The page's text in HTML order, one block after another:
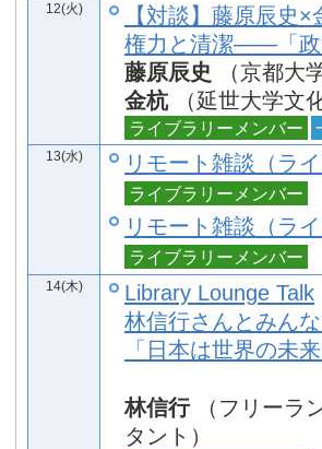
12(火)
【対談】藤原辰史×
権力と清潔——「政
藤原辰史 （京都大
金杭（延世大学文
ライブラリーメンバー
13(水) リモート雑談（ラ
ライブラリーメンバー
リモート雑談（ラ
ライブラリーメンバー
14(木)
Library Lounge Talk
林信行さんとみんな
「日本は世界の未
林信行（フリーラ
タント）